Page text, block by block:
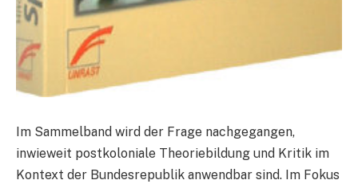
Im Sammelband wird der Frage nachgegangen,
inwieweit postkoloniale Theoriebildung und Kritik im
Kontext der Bundesrepublik anwendbar sind. Im Fokus